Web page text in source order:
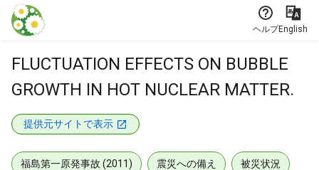
本文に飛ぶ
ヘルプEnglish
FLUCTUATION EFFECTS ON BUBBLE
GROWTH IN HOT NUCLEAR MATTER.
提供元サイトで表示
福島第一原発事故 (2011) 震災への備え 被災状況